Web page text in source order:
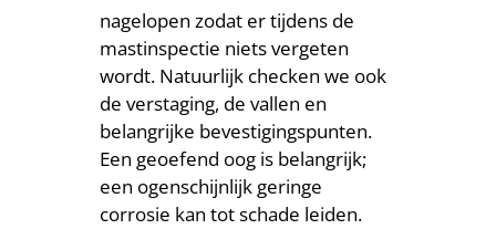
nagelopen zodat er tijdens de
mastinspectie niets vergeten
wordt. Natuurlijk checken we ook
de verstaging, de vallen en
belangrijke bevestigingspunten.
Een geoefend oog is belangrijk;
een ogenschijnlijk geringe
corrosie kan tot schade leiden.